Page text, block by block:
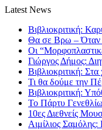
Latest News
Βιβλιοκριτική:
Θα σε Βρω – Όταν
Οι
Γιώργος Δήμος:
Βιβλιοκριτική:
Τι θα δούμε την
Βιβλιοκριτική:
Το Πάρτυ
10ες Διεθνείς
Αιμίλιος